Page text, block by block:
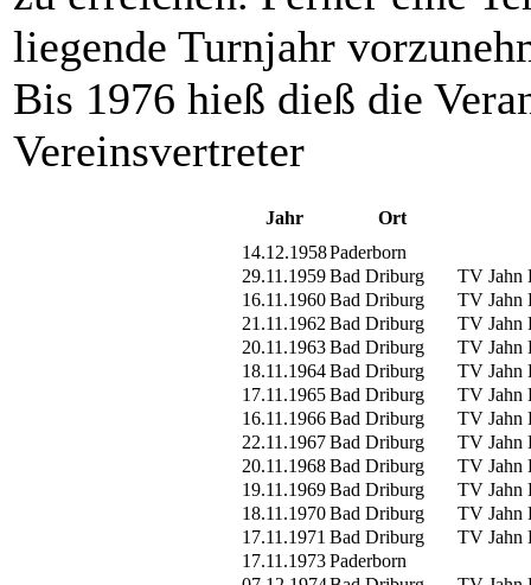
liegende Turnjahr
Bis 1976 hieß dieß die
Vereinsvertreter
Jahr
Ort
14.12.1958Paderborn
29.11.1959 Bad Driburg
TV Jahn
16.11.1960 Bad Driburg
TV Jahn
21.11.1962 Bad Driburg
TV Jahn
20.11.1963 Bad Driburg
TV Jahn
18.11.1964 Bad Driburg
TV Jahn
17.11.1965 Bad Driburg
TV Jahn
16.11.1966 Bad Driburg
TV Jahn
22.11.1967 Bad Driburg
TV Jahn
20.11.1968 Bad Driburg
TV Jahn
19.11.1969 Bad Driburg
TV Jahn
18.11.1970 Bad Driburg
TV Jahn
17.11.1971 Bad Driburg
TV Jahn
17.11.1973 Paderborn